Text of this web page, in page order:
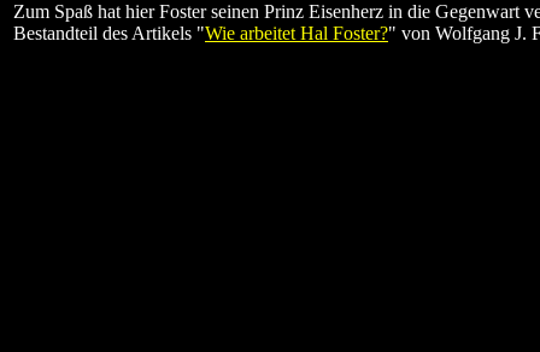
Zum Spaß hat hier Foster seinen Prinz Eisenherz in die Gegenwart
Bestandteil des Artikels "Wie arbeitet Hal Foster?" von Wolfgang J.